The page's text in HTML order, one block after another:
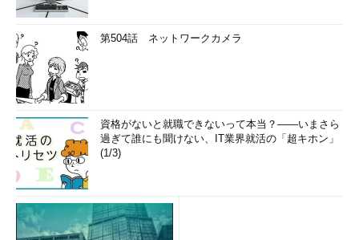
第504話 ネットワークカメラ
資格がないと就職できないって本当？――いまさら
過ぎて誰にも聞けない、IT業界就活の「超キホン」
(1/3)